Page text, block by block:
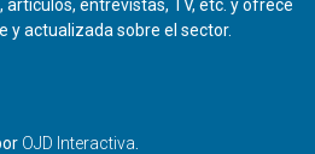
entrevistas, TV, etc. y ofrece
y actualizada sobre el sector.
OJD Interactiva